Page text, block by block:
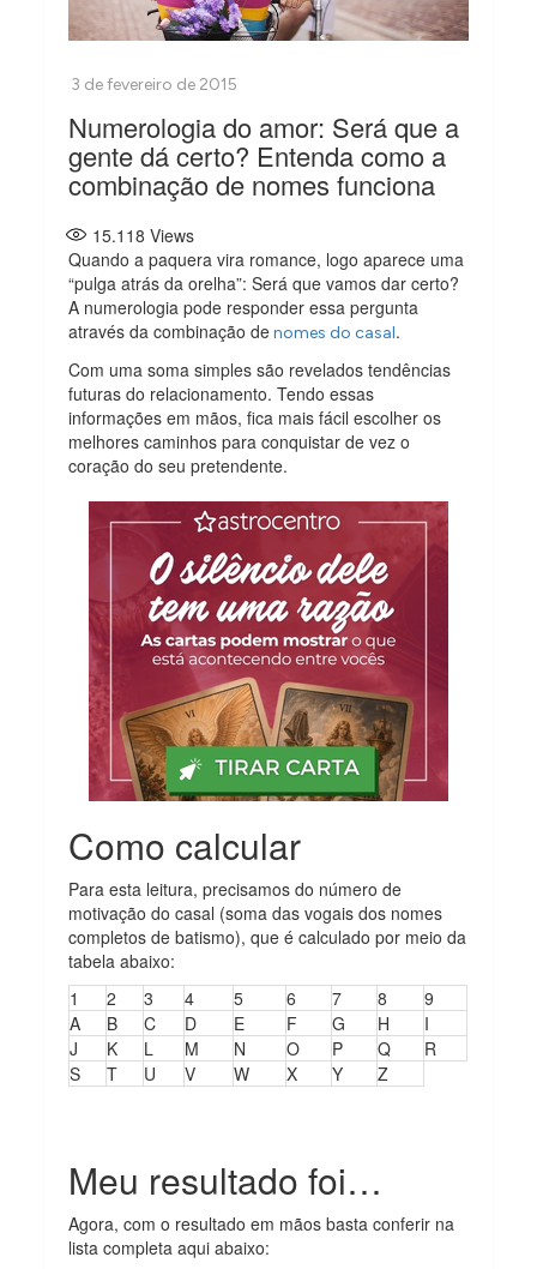
Numerologia do amor: Será que a
gente dá certo? Entenda como a
combinação de nomes funciona
15.118 Views
Quando a paquera vira romance, logo aparece uma
“pulga atrás da orelha”: Será que vamos dar certo?
A numerologia pode responder essa pergunta
através da combinação denomes do casal.
Com uma soma simples são revelados tendências
futuras do relacionamento. Tendo essas
informações em mãos, fica mais fácil escolher os
melhores caminhos para conquistar de vez o
coração do seu pretendente.
Como calcular
Para esta leitura, precisamos do número de
motivação do casal (soma das vogais dos nomes
completos de batismo), que é calculado por meio da
tabela abaixo:
1
2 3 4 5 6 7 8
9
A
B C D E F G H
I
J
K L M N O P Q
R
S
T U V W X Y Z
Meu resultado foi…
Agora, com o resultado em mãos basta conferir na
lista completa aqui abaixo: